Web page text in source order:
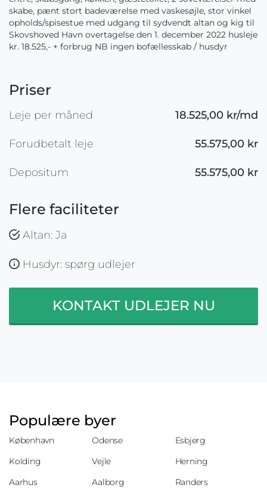
skabe, pænt stort badeværelse med vaskesøjle, stor vinkel
opholds/spisestue med udgang til sydvendt altan og kig til
Skovshoved Havn overtagelse den 1. december 2022 husleje
kr. 18.525,- + forbrug NB ingen bofællesskab / husdyr
Priser
Leje per måned 18.525,00 kr/md
Forudbetalt leje 55.575,00 kr
Depositum 55.575,00 kr
Flere faciliteter
Altan: Ja
Husdyr: spørg udlejer
KONTAKT UDLEJER NU
Populære byer
København Odense
Esbjerg
Kolding
Vejle
Herning
Aarhus
Aalborg Randers